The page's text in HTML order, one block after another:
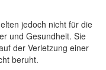
jedoch nicht für die
und Gesundheit. Sie
der Verletzung einer
beruht.